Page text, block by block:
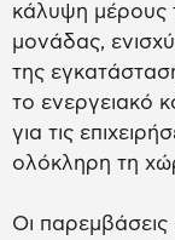
κάλυψη μέρους
μονάδας,
της
το ενεργειακό
για τις
ολόκληρη τη
Οι παρεμβάσεις